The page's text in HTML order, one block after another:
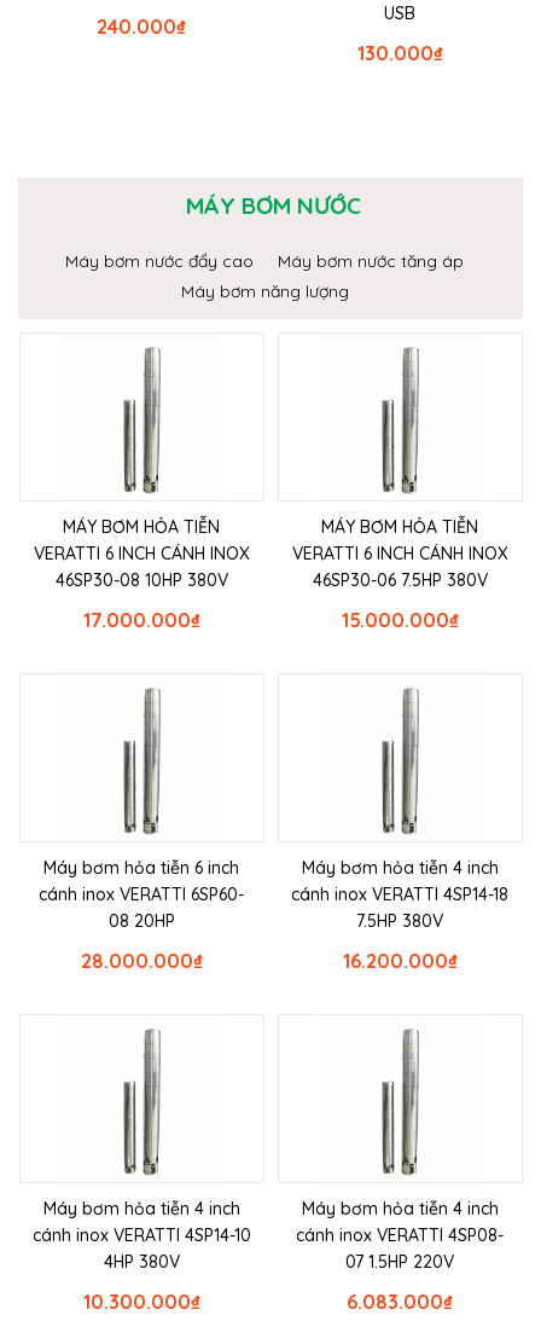
₫
240.000
USB
₫
130.000
MÁY BƠM NƯỚC
Máy bơm nước đẩy cao
Máy bơm nước tăng áp
Máy bơm năng lượng
MÁY BƠM HỎA TIỄN
VERATTI 6 INCH CÁNH INOX
46SP30-08 10HP 380V
₫
17.000.000
MÁY BƠM HỎA TIỄN
VERATTI 6 INCH CÁNH INOX
46SP30-06 7.5HP 380V
₫
15.000.000
Máy bơm hỏa tiễn 6 inch
cánh inox VERATTI 6SP60-
08 20HP
₫
28.000.000
Máy bơm hỏa tiễn 4 inch
cánh inox VERATTI 4SP14-18
7.5HP 380V
₫
16.200.000
Máy bơm hỏa tiễn 4 inch
cánh inox VERATTI 4SP14-10
4HP 380V
₫
10.300.000
Máy bơm hỏa tiễn 4 inch
cánh inox VERATTI 4SP08-
07 1.5HP 220V
₫
6.083.000